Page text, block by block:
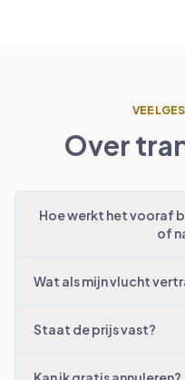
Over
Hoe werkt het vooraf
of
Wat als mijn vlucht
Staat de prijs vast?